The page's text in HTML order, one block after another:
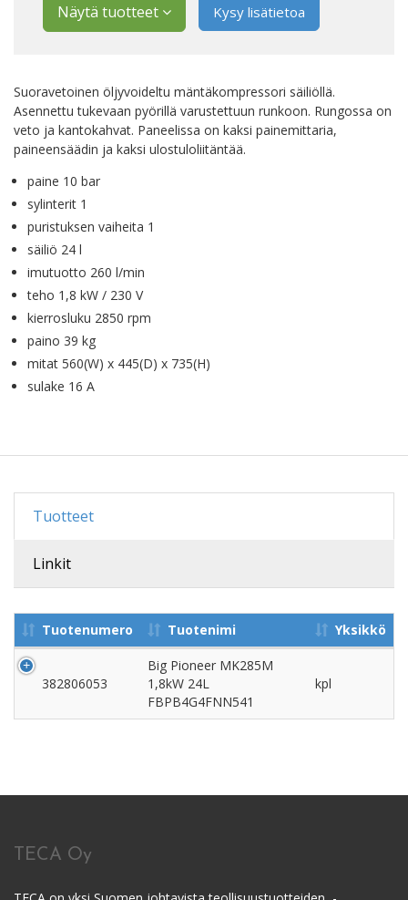
Näytä tuotteet Kysy lisätietoa
Suoravetoinen öljyvoideltu mäntäkompressori säiliöllä.
Asennettu tukevaan pyörillä varustettuun runkoon. Rungossa on
veto ja kantokahvat. Paneelissa on kaksi painemittaria,
paineensäädin ja kaksi ulostuloliitäntää.
paine 10 bar
sylinterit 1
puristuksen vaiheita 1
säiliö 24 l
imutuotto 260 l/min
teho 1,8 kW / 230 V
kierrosluku 2850 rpm
paino 39 kg
mitat 560(W) x 445(D) x 735(H)
sulake 16 A
Tuotteet
Linkit
Tuotenumero Tuotenimi Yksikkö
382806053
Big Pioneer MK285M
1,8kW 24L
FBPB4G4FNN541
kpl
TECA Oy